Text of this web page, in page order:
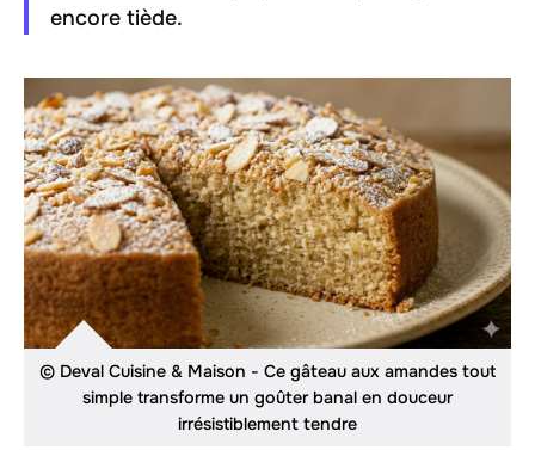
encore tiède.
© Deval Cuisine & Maison - Ce gâteau aux amandes tout
simple transforme un goûter banal en douceur
irrésistiblement tendre